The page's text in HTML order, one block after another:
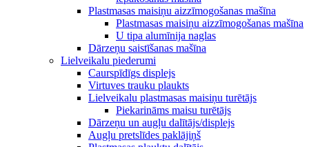
Plastmasas maisiņu aizzīmogošanas mašīna
Plastmasas maisiņu aizzīmogošanas mašīna
U tipa alumīnija naglas
Dārzeņu saistīšanas mašīna
Lielveikalu piederumi
Caurspīdīgs displejs
Virtuves trauku plaukts
Lielveikalu plastmasas maisiņu turētājs
Piekarināms maisu turētājs
Dārzeņu un augļu dalītājs/displejs
Augļu pretslīdes paklājiņš